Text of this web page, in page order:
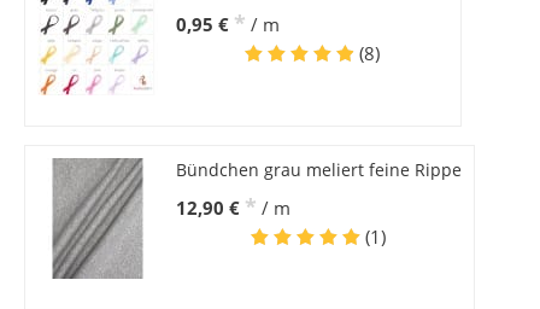
0,95 € * / m
(8)
Bündchen grau meliert feine Rippe
12,90 € * / m
(1)